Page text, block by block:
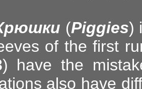
(Piggies)
of the first
) have the
also have